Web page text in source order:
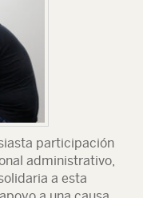
participación
administrativo,
a esta